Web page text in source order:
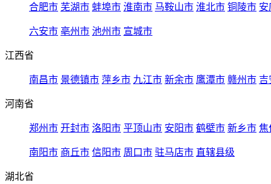
合肥市 芜湖市 蚌埠市 淮南市 马鞍山市 淮北市 铜陵市 安
六安市 亳州市 池州市 宣城市
江西省
南昌市 景德镇市 萍乡市 九江市 新余市 鹰潭市 赣州市 吉
河南省
郑州市 开封市 洛阳市 平顶山市 安阳市 鹤壁市 新乡市 焦
南阳市 商丘市 信阳市 周口市 驻马店市 直辖县级
湖北省